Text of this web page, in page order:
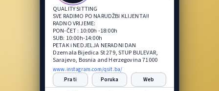
QUALITY SITTING
SVE RADIMO PO NARUDŽBI KLIJENTA!!
RADNO VRIJEME:
PON-ČET : 10:00h -18:00h
SUB: 10:00h-14:00h
PETAK i NEDJELJA NERADNI DAN
Dzemala Bijedica St 279, STUP BULEVAR,
Sarajevo, Bosnia and Herzegovina 71000
www.instagram.com/qsit.ba/
Prati
Poruka Web